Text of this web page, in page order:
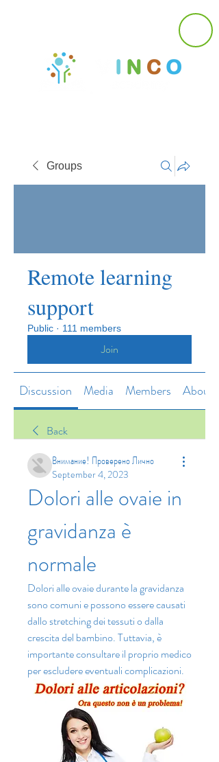
Groups
Remote learning
support
Public · 111 members
Join
Discussion Media Members About
Back
Внимание! Проверено Лично
September 4, 2023
Dolori alle ovaie in
gravidanza è
normale
Dolori alle ovaie durante la gravidanza
sono comuni e possono essere causati
dallo stretching dei tessuti o dalla
crescita del bambino. Tuttavia, è
importante consultare il proprio medico
per escludere eventuali complicazioni.